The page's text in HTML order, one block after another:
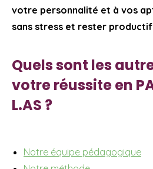
votre personnalité et à vos
sans stress et rester productif
Quels sont les
votre réussite en
L.AS ?
Notre équipe pédagogique